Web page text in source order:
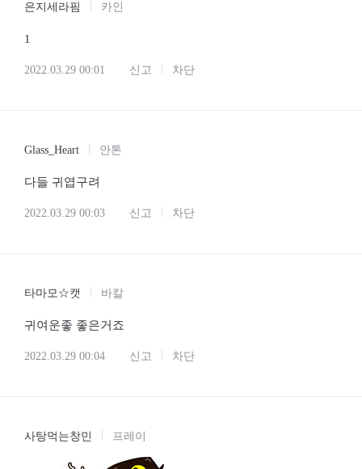
은지세라핌 카인
1
2022.03.29 00:01 신고 차단
Glass_Heart 안톤
다들 귀엽구려
2022.03.29 00:03 신고 차단
타마모☆캣 바칼
귀여운좋 좋은거죠
2022.03.29 00:04 신고 차단
사탕먹는창민 프레이